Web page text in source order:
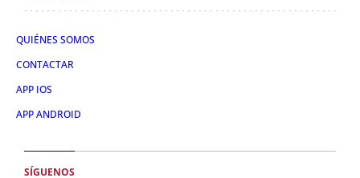
QUIÉNES SOMOS
CONTACTAR
APP IOS
APP ANDROID
SÍGUENOS